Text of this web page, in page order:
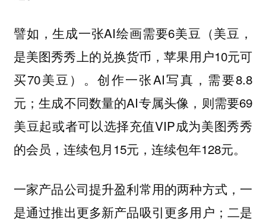
譬如，生成一张AI绘画需要6美豆（美豆，
是美图秀秀上的兑换货币，苹果用户10元可
买70美豆）。创作一张AI写真，需要8.8
元；生成不同数量的AI专属头像，则需要69
美豆起或者可以选择充值VIP成为美图秀秀
的会员，连续包月15元，连续包年128元。
一家产品公司提升盈利常用的两种方式， 一
是通过推出更多新产品吸引更多用户；二是